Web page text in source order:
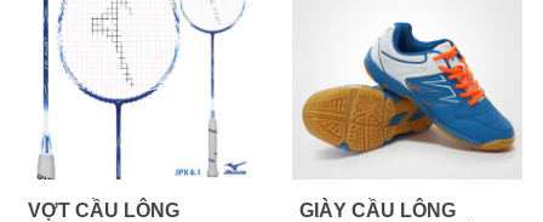
VỢT CẦU LÔNG
GIÀY CẦU LÔNG